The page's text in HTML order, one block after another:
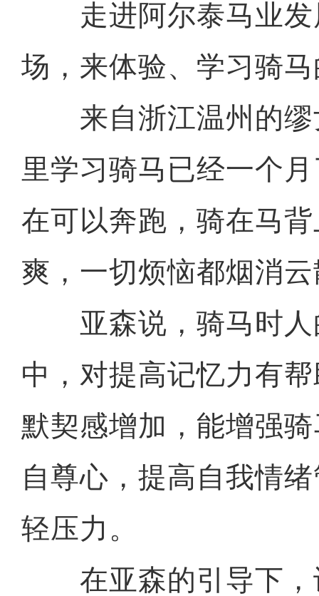
走进阿尔泰马业发
场，来体验、学习骑
来自浙江温州的缪
里学习骑马已经一个
在可以奔跑，骑在马
爽，一切烦恼都烟消云
亚森说，骑马时人
中，对提高记忆力有
默契感增加，能增强
自尊心，提高自我情
轻压力。
在亚森的引导下，